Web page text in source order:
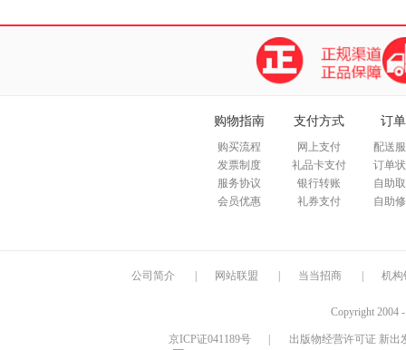
购物指南
购买流程
发票制度
服务协议
会员优惠
支付方式
网上支付
礼品卡支付
银行转账
礼券支付
订
配送
订单
自助
自助
公司简介 网站联盟 当当招商 机构
Copyright 2004
京ICP证041189号
出版物经营许可证 新出